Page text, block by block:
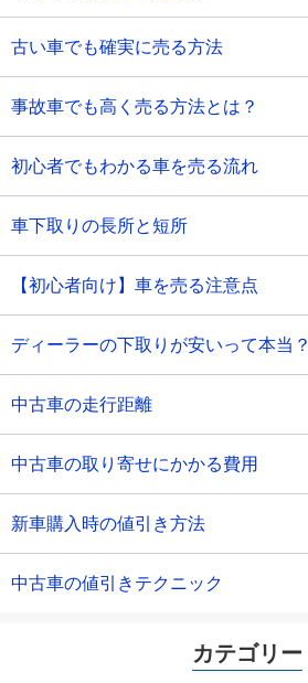
古い車でも確実に売る方法
事故車でも高く売る方法とは？
初心者でもわかる車を売る流れ
車下取りの長所と短所
【初心者向け】車を売る注意点
ディーラーの下取りが安いって本当？
中古車の走行距離
中古車の取り寄せにかかる費用
新車購入時の値引き方法
中古車の値引きテクニック
カテゴリー